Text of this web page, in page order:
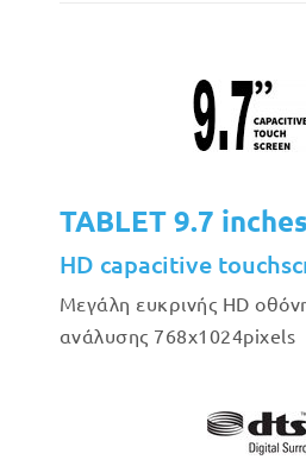
TABLET 9.7 inches
HD capacitive
Μεγάλη ευκρινής HD
ανάλυσης 768x1024pixels